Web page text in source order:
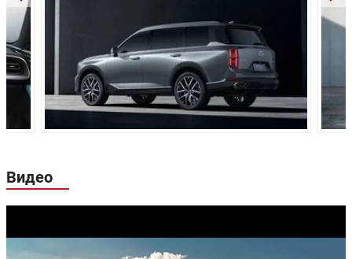
Передние тормоза:
Дисковые
Производство: Китай
Видео